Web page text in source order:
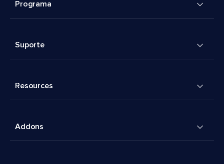
Programa
Suporte
Resources
Addons